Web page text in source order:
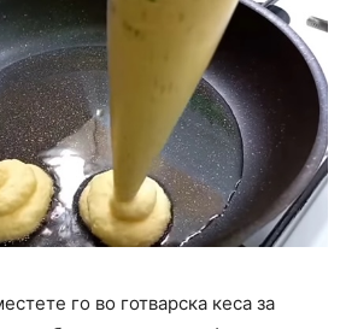
го во готварска кеса за